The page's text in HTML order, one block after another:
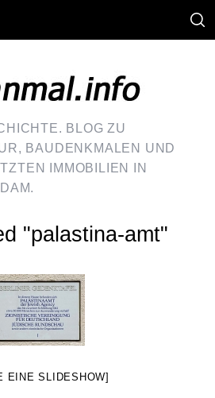
BLOG ZU
BAUDENKMALEN UND
IMMOBILIEN IN
"palastina-amt"
EINE SLIDESHOW]